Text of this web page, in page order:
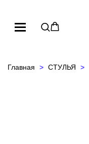
Главная СТУЛЬЯ